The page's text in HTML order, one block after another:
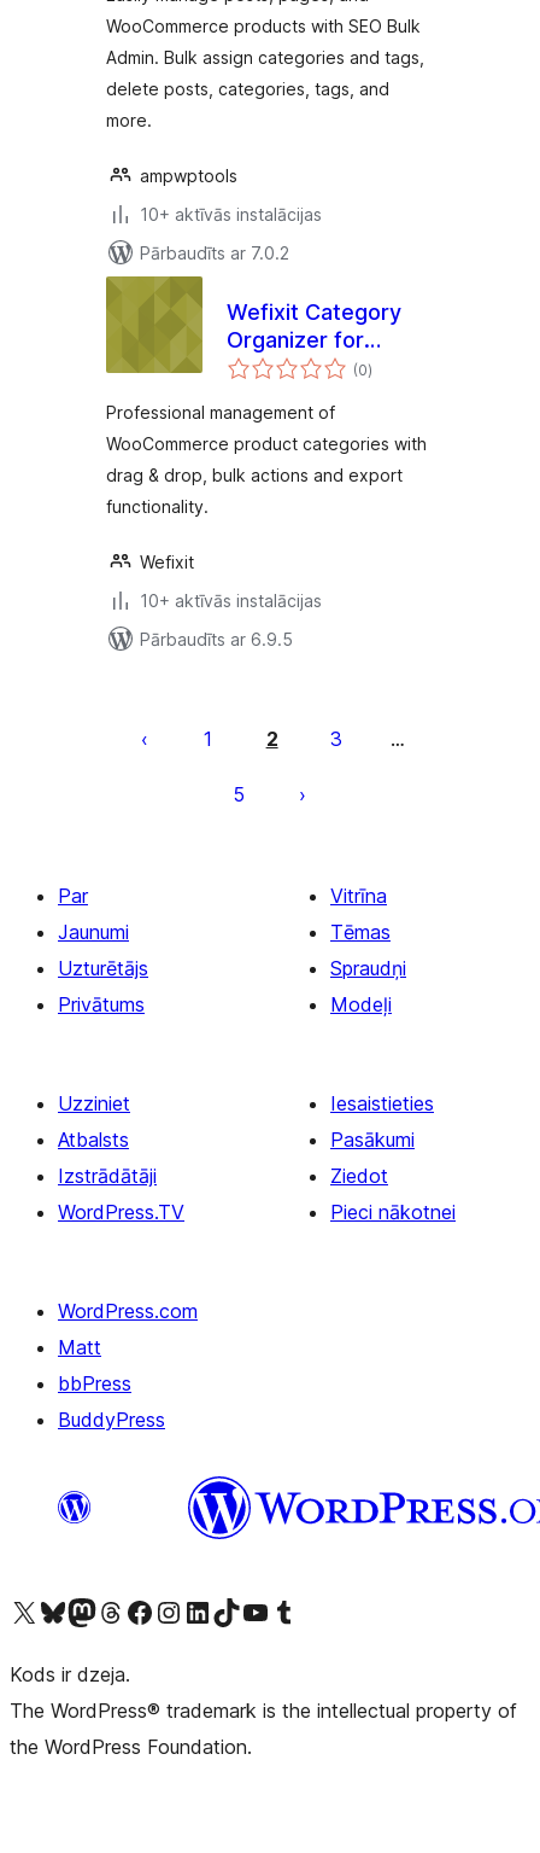
WooCommerce products with SEO Bulk
Admin. Bulk assign categories and tags,
delete posts, categories, tags, and
more.
ampwptools
10+ aktīvās instalācijas
Pārbaudīts ar 7.0.2
Wefixit Category
Organizer for
WooCommerce
(0vērtējumu
kopsumma
)
Professional management of
WooCommerce product categories with
drag & drop, bulk actions and export
functionality.
Wefixit
10+ aktīvās instalācijas
Pārbaudīts ar 6.9.5
numerācija
lappusēm
1 2 3 …
5
Par
Jaunumi
Uzturētājs
Privātums
Vitrīna
Tēmas
Spraudņi
Modeļi
Uzziniet
Atbalsts
Izstrādātāji
WordPress.TV
Iesaistieties
Pasākumi
Ziedot
Pieci nākotnei
WordPress.com
Matt
bbPress
BuddyPress
Apmeklējiet mūsu X (agrāk Twitter) kontu
Apmeklējiet mūsu Bluesky kontu
Apmeklējiet mūsu Mastodon kontu
Apmeklējiet mūsu Threads kontu
Apmeklējiet mūsu Facebook lapuApmeklējiet mūsu Instagram kontu
Apmeklējiet mūsu LinkedIn kontu
Apmeklējiet mūsu TikTok kontu
Apmeklējiet mūsu YouTube kanālu
Apmeklējiet mūsu Tumblr kontu
Kods ir dzeja.
The WordPress® trademark is the intellectual property of
the WordPress Foundation.